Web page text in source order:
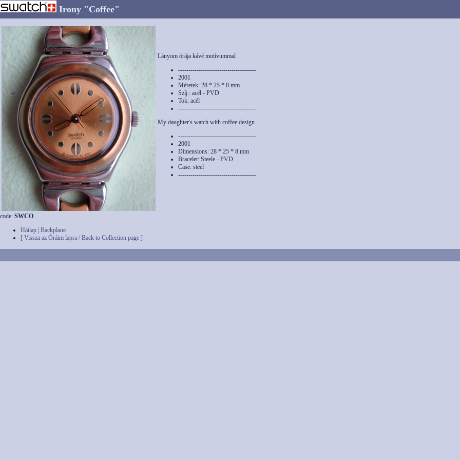
Irony "Coffee"
Lányom órája kávé motívummal
--------------------------------------
2001
Méretek: 28 * 25 * 8 mm
Szíj : acél - PVD
Tok: acél
--------------------------------------
My daughter's watch with coffee design
--------------------------------------
2001
Dimensions: 28 * 25 * 8 mm
Bracelet: Steele - PVD
Case: steel
--------------------------------------
code: SWCO
Hátlap | Backplane
[ Vissza az Óráim lapra / Back to Collection page ]